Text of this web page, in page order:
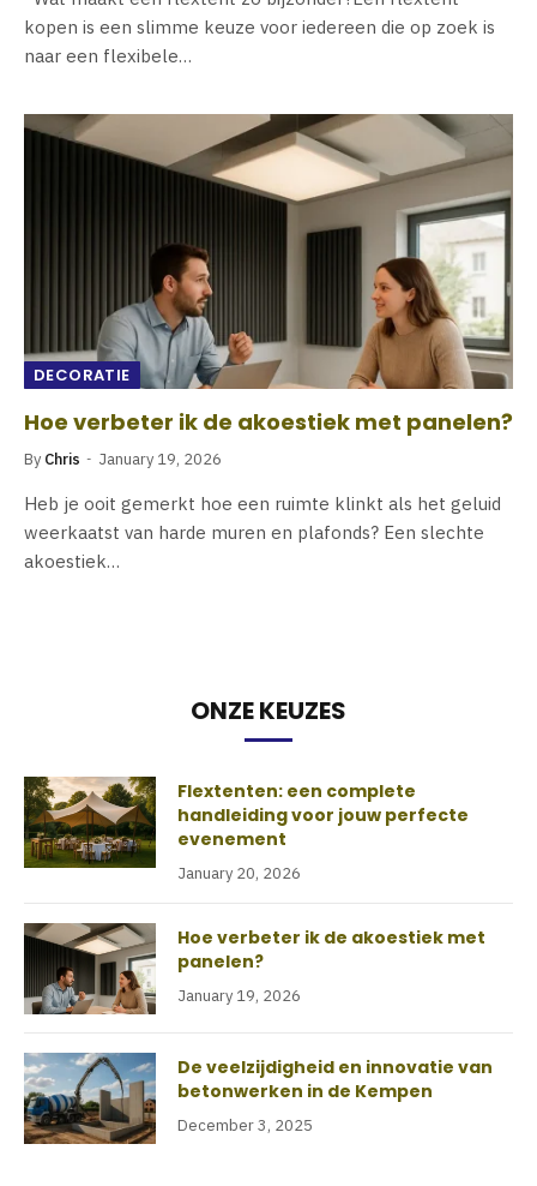
kopen is een slimme keuze voor iedereen die op zoek is
naar een flexibele…
DECORATIE
Hoe verbeter ik de akoestiek met panelen?
By Chris January 19, 2026
Heb je ooit gemerkt hoe een ruimte klinkt als het geluid
weerkaatst van harde muren en plafonds? Een slechte
akoestiek…
ONZE KEUZES
Flextenten: een complete
handleiding voor jouw perfecte
evenement
January 20, 2026
Hoe verbeter ik de akoestiek met
panelen?
January 19, 2026
De veelzijdigheid en innovatie van
betonwerken in de Kempen
December 3, 2025